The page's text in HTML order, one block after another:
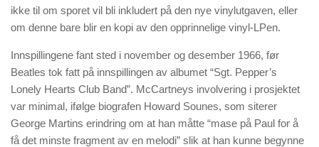
ikke til om sporet vil bli inkludert på den nye vinylutgaven, eller
om denne bare blir en kopi av den opprinnelige vinyl-LPen.
Innspillingene fant sted i november og desember 1966, før
Beatles tok fatt på innspillingen av albumet “Sgt. Pepper’s
Lonely Hearts Club Band”. McCartneys involvering i prosjektet
var minimal, ifølge biografen Howard Sounes, som siterer
George Martins erindring om at han måtte “mase på Paul for å
få det minste fragment av en melodi” slik at han kunne begynne